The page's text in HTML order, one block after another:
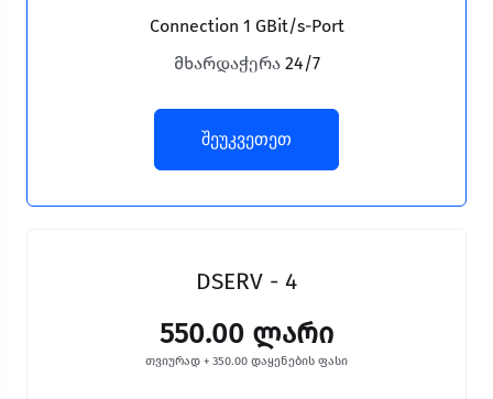
Connection 1 GBit/s-Port
მხარდაჭერა 24/7
შეუკვეთეთ
DSERV - 4
550.00 ლარი
თვიურად + 350.00 დაყენების ფასი